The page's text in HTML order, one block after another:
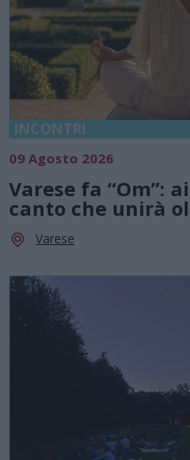
INCONTRI
09 Agosto 2026
Varese fa “Om”:
canto che unirà
Varese